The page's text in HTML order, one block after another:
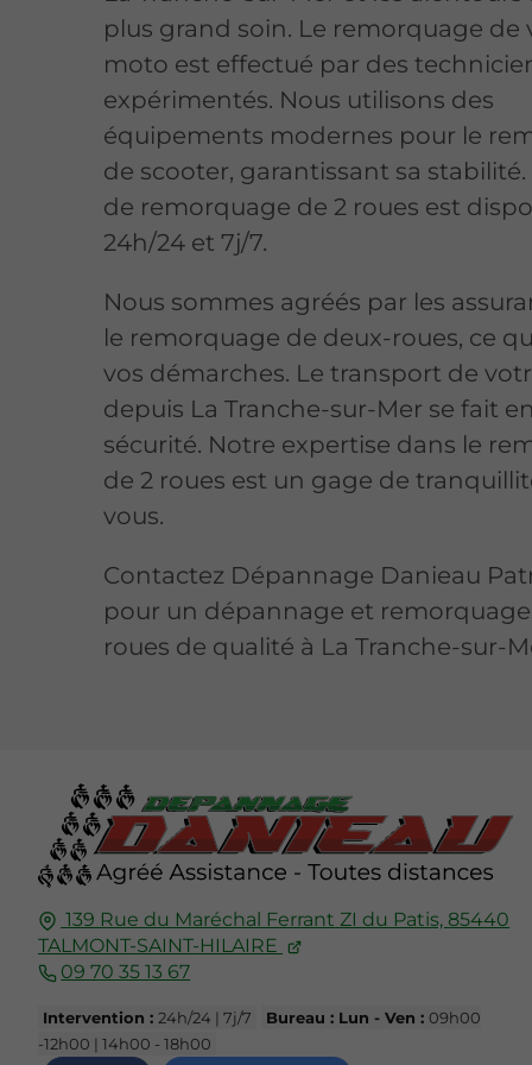
plus grand soin. Le remorquage de
moto est effectué par des
expérimentés. Nous utilisons des
équipements modernes pour le
de scooter, garantissant sa stabilité.
de remorquage de 2 roues est
24h/24 et 7j/7.
Nous sommes agréés par les
le remorquage de deux-roues, ce
vos démarches. Le transport de
depuis La Tranche-sur-Mer se fait
sécurité. Notre expertise dans le
de 2 roues est un gage de
vous.
Contactez Dépannage Danieau
pour un dépannage et
roues de qualité à La Tranche-sur-
139 Rue du Maréchal Ferrant ZI du Patis, 85440
TALMONT-SAINT-HILAIRE
09 70 35 13 67
Intervention :24h/24 | 7j/7 Bureau : Lun - Ven :09h00
-12h00 | 14h00 - 18h00